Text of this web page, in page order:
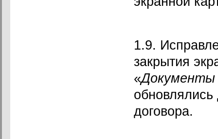
1.9.
закрытия
«Документы
обновлялись
договора.